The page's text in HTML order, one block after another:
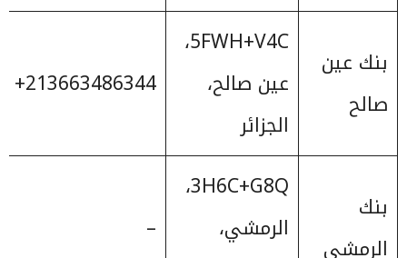
بنك عين
صالح
5FWH+V4C،
عين صالح،
الجزائر
‎+213663486344
بنك
الرمشي
3H6C+G8Q،
الرمشي،
–